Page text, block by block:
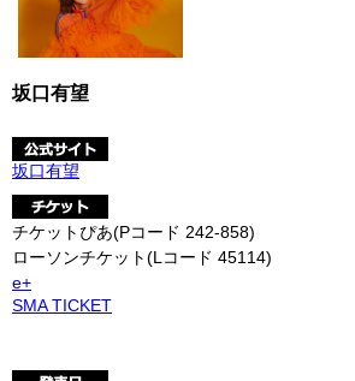
坂口有望
坂口有望
チケットぴあ(Pコード 242-858)
ローソンチケット(Lコード 45114)
e+
SMA TICKET